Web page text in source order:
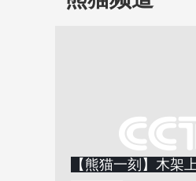
【熊猫一刻】木架